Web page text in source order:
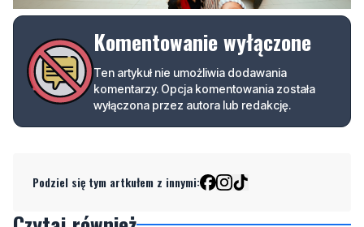
Ten artykuł nie umożliwia dodawania
wyłączona przez autora lub redakcję.
Podziel się tym artkułem z innymi: